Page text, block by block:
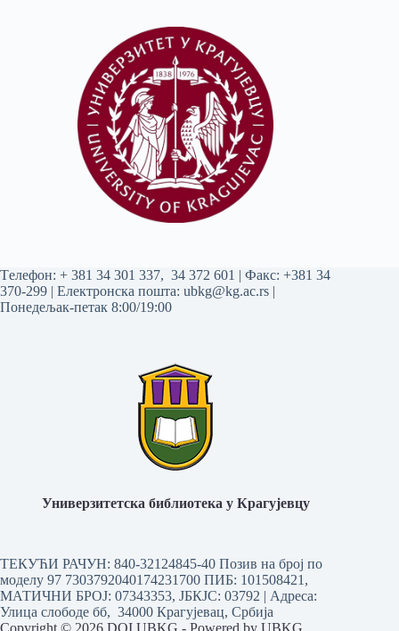
Tелефон: + 381 34 301 337, 34 372 601 | Факс: +381 34
370-299 | Електронска пошта: ubkg@kg.ac.rs |
Понедељак-петак 8:00/19:00
Универзитетска библиотека у Крагујевцу
ТЕКУЋИ РАЧУН: 840-32124845-40 Позив на број по
моделу 97 7303792040174231700 ПИБ: 101508421,
МАТИЧНИ БРОЈ: 07343353, ЈБКЈС: 03792 | Aдреса:
Улица слободе бб, 34000 Крагујевац, Србија
Copyright © 2026 DOI UBKG - Powered by UBKG.